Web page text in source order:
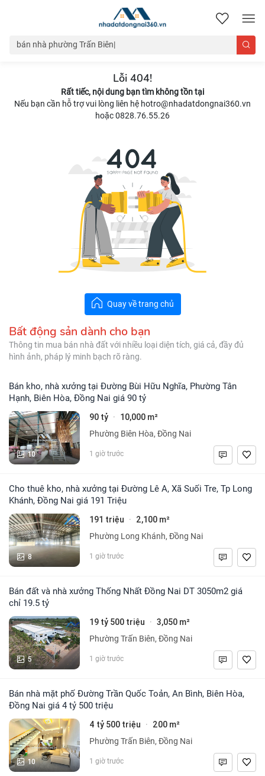
nhadatdongnai360.vn
Lỗi 404!
Rất tiếc, nội dung bạn tìm không tồn tại
Nếu bạn cần hỗ trợ vui lòng liên hệ hotro@nhadatdongnai360.vn
hoặc 0828.76.55.26
Quay về trang chủ
Bất động sản dành cho bạn
Thông tin mua bán nhà đất với nhiều loại diện tích, giá cả, đầy đủ
hình ảnh, pháp lý minh bạch rõ ràng.
Bán kho, nhà xưởng tại Đường Bùi Hữu Nghĩa, Phường Tân
Hạnh, Biên Hòa, Đồng Nai giá 90 tỷ
10
90 tỷ · 10,000 m²
Phường Biên Hòa, Đồng Nai
1 giờ trước
Cho thuê kho, nhà xưởng tại Đường Lê A, Xã Suối Tre, Tp Long
Khánh, Đồng Nai giá 191 Triệu
8
191 triệu · 2,100 m²
Phường Long Khánh, Đồng Nai
1 giờ trước
Bán đất và nhà xưởng Thống Nhất Đồng Nai DT 3050m2 giá
chỉ 19.5 tỷ
5
19 tỷ 500 triệu · 3,050 m²
Phường Trấn Biên, Đồng Nai
1 giờ trước
Bán nhà mặt phố Đường Trần Quốc Toản, An Bình, Biên Hòa,
Đồng Nai giá 4 tỷ 500 triệu
10
4 tỷ 500 triệu · 200 m²
Phường Trấn Biên, Đồng Nai
1 giờ trước